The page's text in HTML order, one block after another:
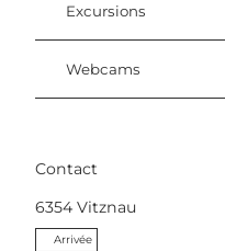
Excursions
Webcams
Contact
6354 Vitznau
Arrivée